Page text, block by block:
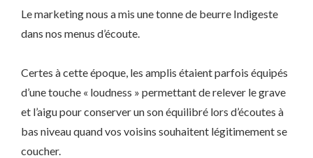
Le marketing nous a mis une tonne de beurre Indigeste
dans nos menus d’écoute.
Certes à cette époque, les amplis étaient parfois équipés
d’une touche « loudness » permettant de relever le grave
et l’aigu pour conserver un son équilibré lors d’écoutes à
bas niveau quand vos voisins souhaitent légitimement se
coucher.